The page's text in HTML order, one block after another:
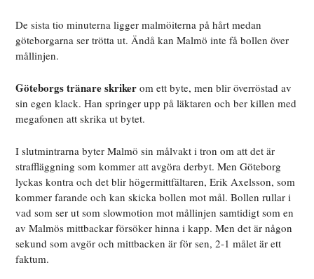
De sista tio minuterna ligger malmöiterna på hårt medan
göteborgarna ser trötta ut. Ändå kan Malmö inte få bollen över
mållinjen.
Göteborgs tränare skriker om ett byte, men blir överröstad av
sin egen klack. Han springer upp på läktaren och ber killen med
megafonen att skrika ut bytet.
I slutmintrarna byter Malmö sin målvakt i tron om att det är
straffläggning som kommer att avgöra derbyt. Men Göteborg
lyckas kontra och det blir högermittfältaren, Erik Axelsson, som
kommer farande och kan skicka bollen mot mål. Bollen rullar i
vad som ser ut som slowmotion mot mållinjen samtidigt som en
av Malmös mittbackar försöker hinna i kapp. Men det är någon
sekund som avgör och mittbacken är för sen, 2-1 målet är ett
faktum.